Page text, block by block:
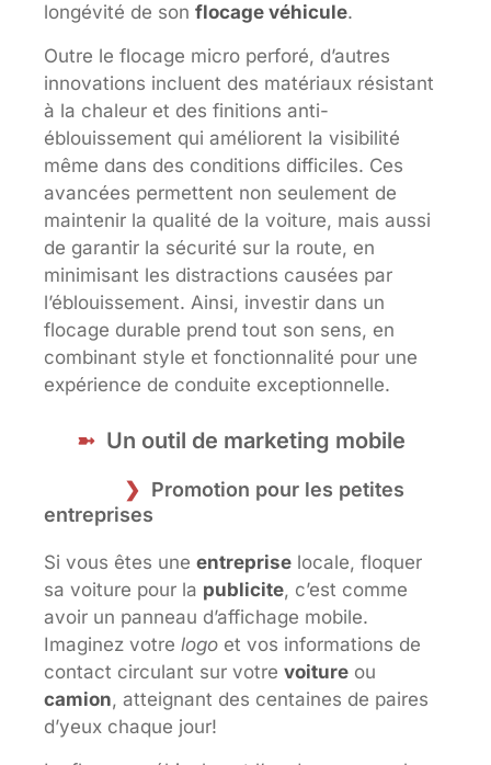
longévité de son flocage véhicule.
Outre le flocage micro perforé, d’autres
innovations incluent des matériaux résistant
à la chaleur et des finitions anti-
éblouissement qui améliorent la visibilité
même dans des conditions difficiles. Ces
avancées permettent non seulement de
maintenir la qualité de la voiture, mais aussi
de garantir la sécurité sur la route, en
minimisant les distractions causées par
l’éblouissement. Ainsi, investir dans un
flocage durable prend tout son sens, en
combinant style et fonctionnalité pour une
expérience de conduite exceptionnelle.
Un outil de marketing mobile
Promotion pour les petites
entreprises
Si vous êtes une entreprise locale, floquer
sa voiture pour la publicite, c’est comme
avoir un panneau d’affichage mobile.
Imaginez votre logo et vos informations de
contact circulant sur votre voiture ou
camion, atteignant des centaines de paires
d’yeux chaque jour!